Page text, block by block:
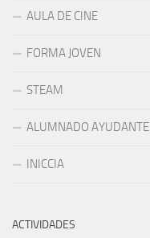
AULA DE CINE
FORMA JOVEN
STEAM
ALUMNADO AYUDANTE
INICCIA
ACTIVIDADES